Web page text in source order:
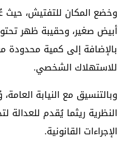
وخضع المكان للتفتيش، حيث
أبيض صغير، وحقيبة ظهر
بالإضافة إلى كمية محدودة
للاستهلاك الشخصي.
وبالتنسيق مع النيابة
النظرية ريثما يُقدم للعدالة
الإجراءات القانونية.